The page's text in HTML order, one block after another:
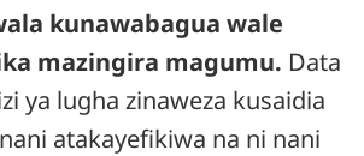
kunawabagua wale
mazingira magumu. Data
ya lugha zinaweza kusaidia
atakayefikiwa na ni nani